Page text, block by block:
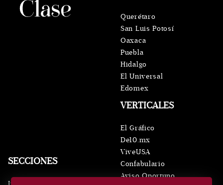
SECCIONES
VERTICALES
El Gráfico
De10.mx
ViveUSA
Confabulario
Aviso Oportuno
Querétaro
San Luis Potosí
Oaxaca
Puebla
Hidalgo
El Universal
Edomex